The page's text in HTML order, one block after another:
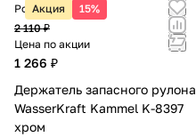
Акция 15%
Розничная цена
2 110 ₽
Цена по акции
1 266 ₽
Держатель запасного рулона
WasserKraft Kammel K-8397
хром